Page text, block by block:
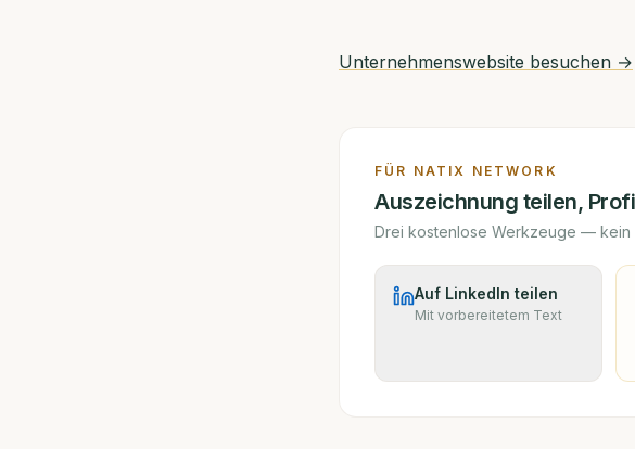
Unternehmenswebsite besuchen →
FÜR NATIX NETWORK
Auszeichnung teilen,
Drei kostenlose Werkzeuge — kein
Auf LinkedIn teilen
Mit vorbereitetem Text